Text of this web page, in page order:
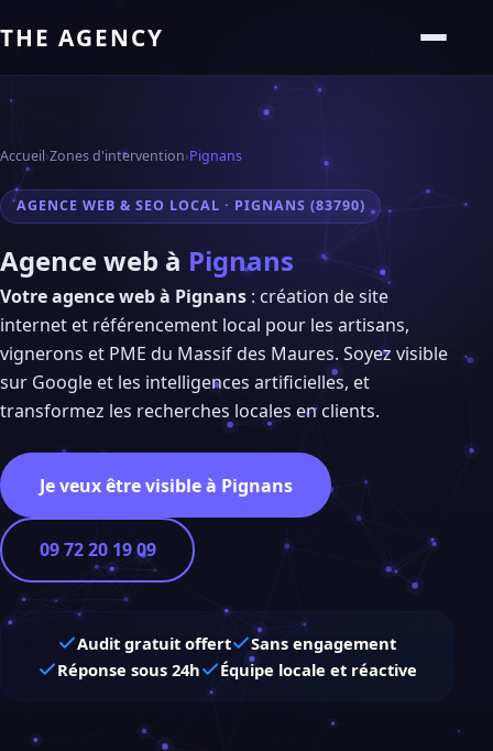
THE AGENCY
Accueil›Zones d'intervention›Pignans
AGENCE WEB & SEO LOCAL · PIGNANS (83790)
Agence web à Pignans
Votre agence web à Pignans : création de site
internet et référencement local pour les artisans,
vignerons et PME du Massif des Maures. Soyez visible
sur Google et les intelligences artificielles, et
transformez les recherches locales en clients.
Je veux être visible à Pignans
09 72 20 19 09
Audit gratuit offert
Sans engagement
Réponse sous 24h
Équipe locale et réactive